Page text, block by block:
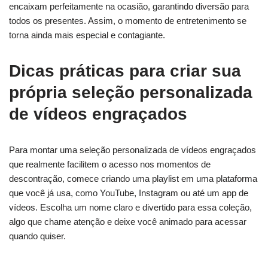
encaixam perfeitamente na ocasião, garantindo diversão para
todos os presentes. Assim, o momento de entretenimento se
torna ainda mais especial e contagiante.
Dicas práticas para criar sua
própria seleção personalizada
de vídeos engraçados
Para montar uma seleção personalizada de vídeos engraçados
que realmente facilitem o acesso nos momentos de
descontração, comece criando uma playlist em uma plataforma
que você já usa, como YouTube, Instagram ou até um app de
vídeos. Escolha um nome claro e divertido para essa coleção,
algo que chame atenção e deixe você animado para acessar
quando quiser.